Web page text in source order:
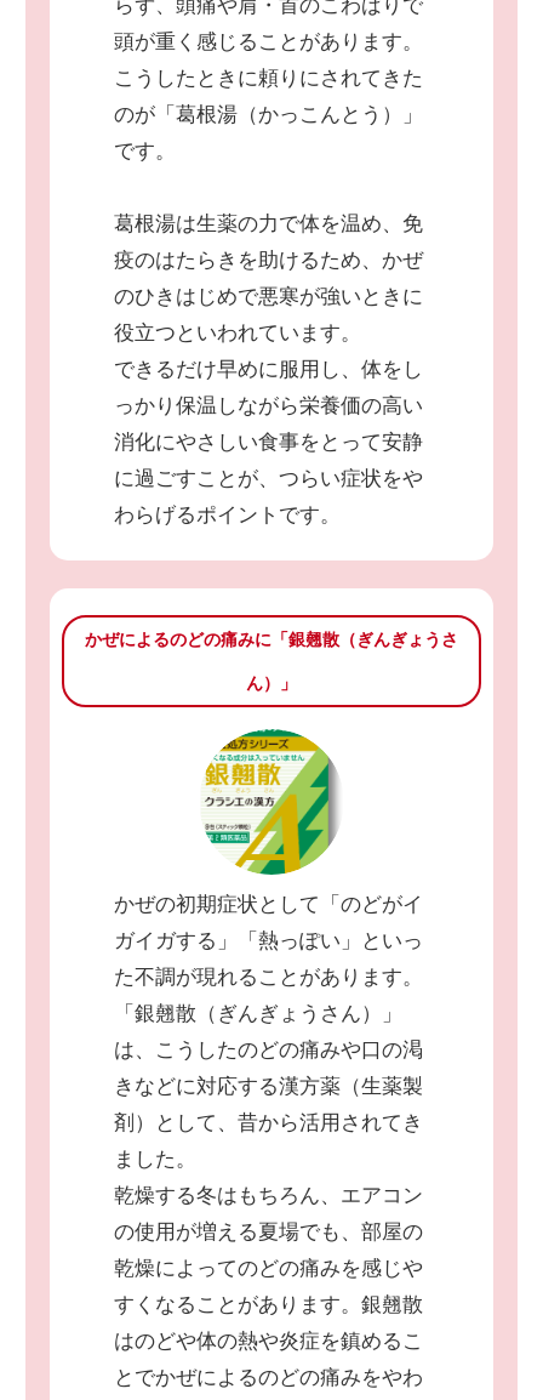
らず、頭痛や肩・首のこわばりで
頭が重く感じることがあります。
こうしたときに頼りにされてきた
のが「葛根湯（かっこんとう）」
です。
葛根湯は生薬の力で体を温め、免
疫のはたらきを助けるため、かぜ
のひきはじめで悪寒が強いときに
役立つといわれています。
できるだけ早めに服用し、体をし
っかり保温しながら栄養価の高い
消化にやさしい食事をとって安静
に過ごすことが、つらい症状をや
わらげるポイントです。
かぜによるのどの痛みに「銀翹散（ぎんぎょうさ
ん）」
かぜの初期症状として「のどがイ
ガイガする」「熱っぽい」といっ
た不調が現れることがあります。
「銀翹散（ぎんぎょうさん）」
は、こうしたのどの痛みや口の渇
きなどに対応する漢方薬（生薬製
剤）として、昔から活用されてき
ました。
乾燥する冬はもちろん、エアコン
の使用が増える夏場でも、部屋の
乾燥によってのどの痛みを感じや
すくなることがあります。銀翹散
はのどや体の熱や炎症を鎮めるこ
とでかぜによるのどの痛みをやわ